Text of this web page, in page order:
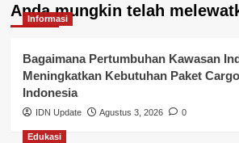
Kepegawaian & ASN Banyuasin
Kesehatan
Keuangan
Lalu Lintas
Anda mungkin telah
Informasi
Bagaimana Pertumbuhan Kawasan
Meningkatkan Kebutuhan Paket
Indonesia
IDN Update Agustus 3, 2026 0
Edukasi